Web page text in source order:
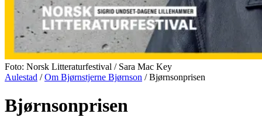
Foto: Norsk Litteraturfestival / Sara Mac Key
Aulestad /Om Bjørnstjerne Bjørnson / Bjørnsonprisen
Bjørnsonprisen